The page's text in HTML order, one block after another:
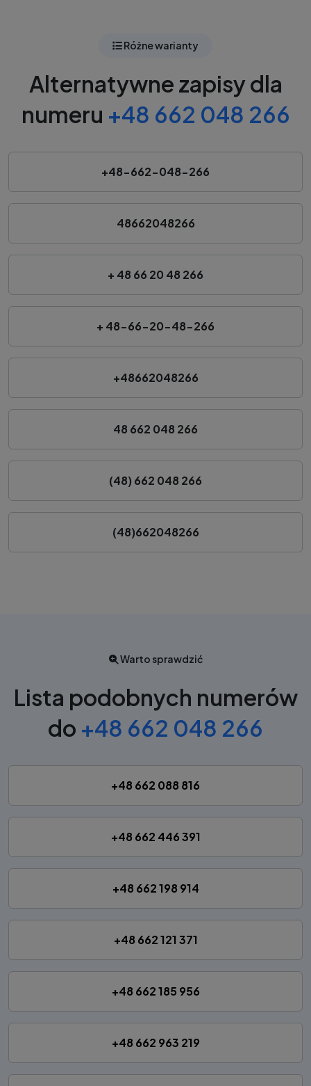
Różne warianty
Alternatywne zapisy dla
numeru +48 662 048 266
+48-662-048-266
48662048266
+ 48 66 20 48 266
+ 48-66-20-48-266
+48662048266
48 662 048 266
(48) 662 048 266
(48)662048266
Warto sprawdzić
Lista podobnych numerów
do +48 662 048 266
+48 662 088 816
+48 662 446 391
+48 662 198 914
+48 662 121 371
+48 662 185 956
+48 662 963 219